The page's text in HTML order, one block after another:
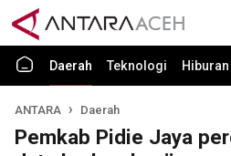
Daerah Teknologi Hiburan
ANTARA Daerah
Pemkab Pidie Jaya